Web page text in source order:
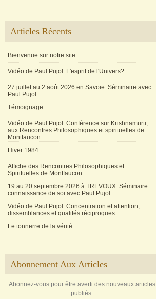
Articles Récents
Bienvenue sur notre site
Vidéo de Paul Pujol: L'esprit de l'Univers?
27 juillet au 2 août 2026 en Savoie: Séminaire avec
Paul Pujol.
Témoignage
Vidéo de Paul Pujol: Conférence sur Krishnamurti,
aux Rencontres Philosophiques et spirituelles de
Montfaucon.
Hiver 1984
Affiche des Rencontres Philosophiques et
Spirituelles de Montfaucon
19 au 20 septembre 2026 à TREVOUX: Séminaire
connaissance de soi avec Paul Pujol
Vidéo de Paul Pujol: Concentration et attention,
dissemblances et qualités réciproques.
Le tonnerre de la vérité.
Abonnement Aux Articles
Abonnez-vous pour être averti des nouveaux articles
publiés.